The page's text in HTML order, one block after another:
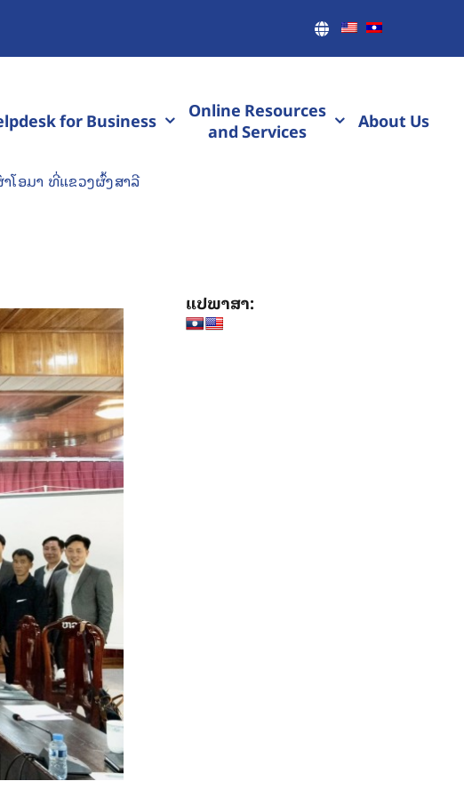
for Business
Online Resources
and Services
About Us
ອມາ ທີ່ແຂວງຜົ້ງສາລີ
ແປພາສາ: